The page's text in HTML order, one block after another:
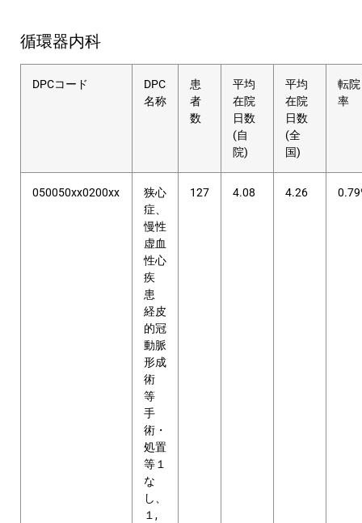
循環器内科
DPCコード
DPC
名称
患
者
数
平均
在院
日数
(自
院)
平均
在院
日数
(全
国)
転院
率
050050xx0200xx
狭心
症、
慢性
虚血
性心
疾
患
経皮
的冠
動脈
形成
術
等
手
術・
処置
等１
な
し、
１,
127 4.08 4.26